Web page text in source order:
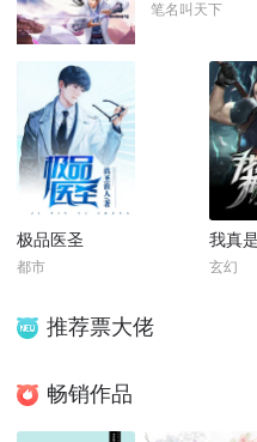
笔名叫天下
极品医圣
都市
我真
玄幻
推荐票大佬
畅销作品